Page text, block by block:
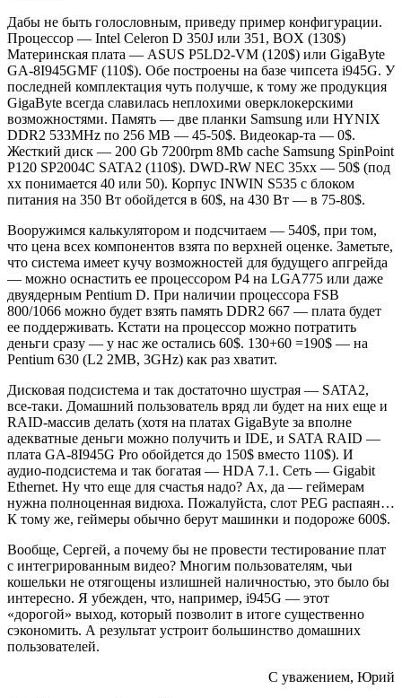
Дабы не быть голословным, приведу пример конфигурации.
Процессор — Intel Celeron D 350J или 351, BOX (130$)
Материнская плата — ASUS P5LD2-VM (120$) или GigaByte
GA-8I945GMF (110$). Обе построены на базе чипсета i945G. У
последней комплектация чуть получше, к тому же продукция
GigaByte всегда славилась неплохими оверклокерскими
возможностями. Память — две планки Samsung или HYNIX
DDR2 533MHz по 256 MB — 45-50$. Видеокар-та — 0$.
Жесткий диск — 200 Gb 7200rpm 8Mb cache Samsung SpinPoint
P120 SP2004C SATA2 (110$). DWD-RW NEC 35xx — 50$ (под
хх понимается 40 или 50). Корпус INWIN S535 c блоком
питания на 350 Вт обойдется в 60$, на 430 Вт — в 75-80$.
Вооружимся калькулятором и подсчитаем — 540$, при том,
что цена всех компонентов взята по верхней оценке. Заметьте,
что система имеет кучу возможностей для будущего апгрейда
— можно оснастить ее процессором P4 на LGA775 или даже
двуядерным Pentium D. При наличии процессора FSB
800/1066 можно будет взять память DDR2 667 — плата будет
ее поддерживать. Кстати на процессор можно потратить
деньги сразу — у нас же остались 60$. 130+60 =190$ — на
Pentium 630 (L2 2MB, 3GHz) как раз хватит.
Дисковая подсистема и так достаточно шустрая — SATA2,
все-таки. Домашний пользователь вряд ли будет на них еще и
RAID-массив делать (хотя на платах GigaByte за вполне
адекватные деньги можно получить и IDE, и SATA RAID —
плата GA-8I945G Pro обойдется до 150$ вместо 110$). И
аудио-подсистема и так богатая — HDA 7.1. Сеть — Gigabit
Ethernet. Ну что еще для счастья надо? Ах, да — геймерам
нужна полноценная видюха. Пожалуйста, слот PEG распаян…
К тому же, геймеры обычно берут машинки и подороже 600$.
Вообще, Сергей, а почему бы не провести тестирование плат
с интегрированным видео? Многим пользователям, чьи
кошельки не отягощены излишней наличностью, это было бы
интересно. Я убежден, что, например, i945G — этот
«дорогой» выход, который позволит в итоге существенно
сэкономить. А результат устроит большинство домашних
пользователей.
С уважением, Юрий